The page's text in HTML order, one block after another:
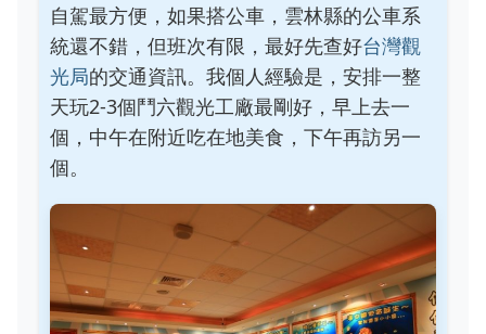
自駕最方便，如果搭公車，雲林縣的公車系
統還不錯，但班次有限，最好先查好台灣觀
光局的交通資訊。我個人經驗是，安排一整
天玩2-3個鬥六觀光工廠最剛好，早上去一
個，中午在附近吃在地美食，下午再訪另一
個。